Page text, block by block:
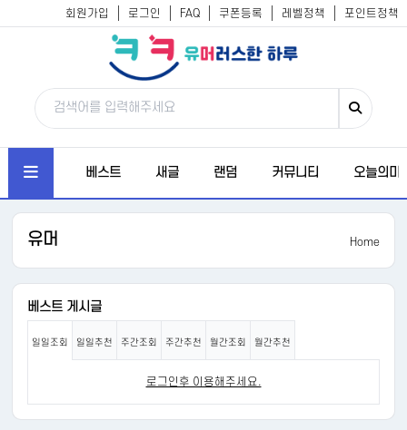
회원가입 로그인 FAQ 쿠폰등록 레벨정책 포인트정책
베스트 새글 랜덤 커뮤니티 오늘의미
유머 Home
베스트 게시글
일일조회 일일추천 주간조회 주간추천 월간조회 월간추천
로그인후 이용해주세요.